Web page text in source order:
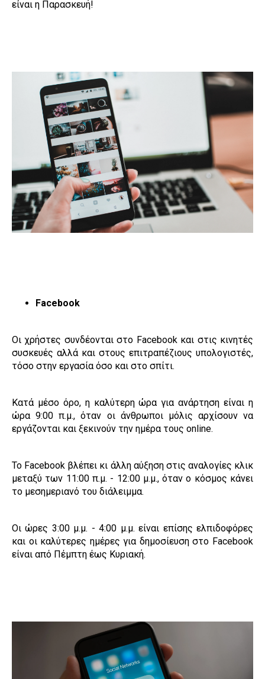
είναι η Παρασκευή!
Facebook
Οι χρήστες συνδέονται στο Facebook και στις κινητές
συσκευές αλλά και στους επιτραπέζιους υπολογιστές,
τόσο στην εργασία όσο και στο σπίτι.
Κατά μέσο όρο, η καλύτερη ώρα για ανάρτηση είναι η
ώρα 9:00 π.μ., όταν οι άνθρωποι μόλις αρχίσουν να
εργάζονται και ξεκινούν την ημέρα τους online.
Το Facebook βλέπει κι άλλη αύξηση στις αναλογίες κλικ
μεταξύ των 11:00 π.μ. - 12:00 μ.μ., όταν ο κόσμος κάνει
το μεσημεριανό του διάλειμμα.
Οι ώρες 3:00 μ.μ. - 4:00 μ.μ. είναι επίσης ελπιδοφόρες
και οι καλύτερες ημέρες για δημοσίευση στο Facebook
είναι από Πέμπτη έως Κυριακή.